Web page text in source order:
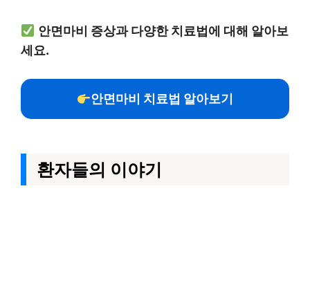
안면마비 증상과 다양한 치료법에 대해 알아보
세요.
안면마비 치료법 알아보기
환자들의 이야기